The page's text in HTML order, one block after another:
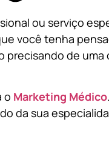
ou serviço
você tenha
de uma
o Marketing Médico
da sua